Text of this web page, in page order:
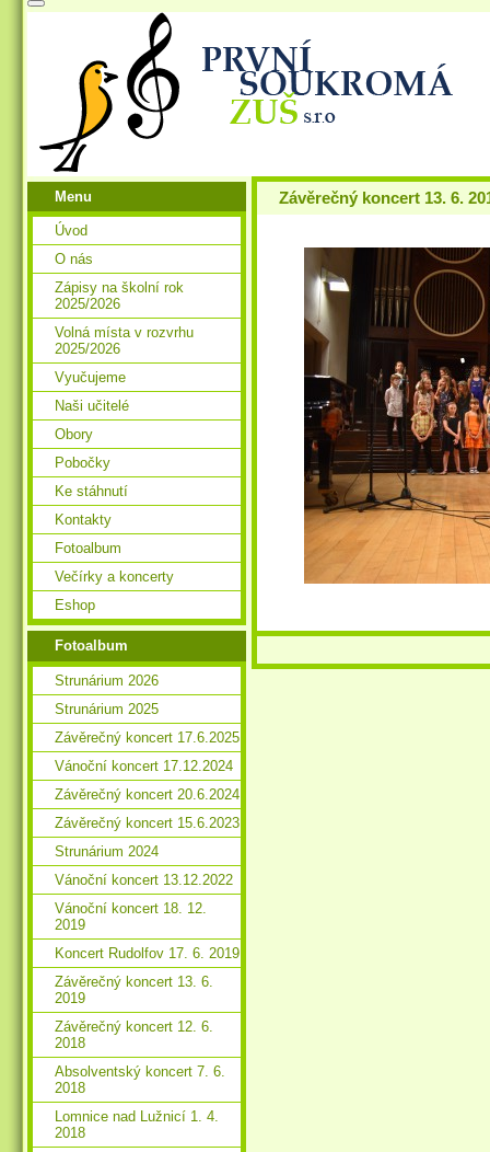
Závěrečný koncert 13. 6.
Menu
Úvod
O nás
Zápisy na školní rok
2025/2026
Volná místa v rozvrhu
2025/2026
Vyučujeme
Naši učitelé
Obory
Pobočky
Ke stáhnutí
Kontakty
Fotoalbum
Večírky a koncerty
Eshop
Fotoalbum
Strunárium 2026
Strunárium 2025
Závěrečný koncert 17.6.2025
Vánoční koncert 17.12.2024
Závěrečný koncert 20.6.2024
Závěrečný koncert 15.6.2023
Strunárium 2024
Vánoční koncert 13.12.2022
Vánoční koncert 18. 12.
2019
Koncert Rudolfov 17. 6. 2019
Závěrečný koncert 13. 6.
2019
Závěrečný koncert 12. 6.
2018
Absolventský koncert 7. 6.
2018
Lomnice nad Lužnicí 1. 4.
2018